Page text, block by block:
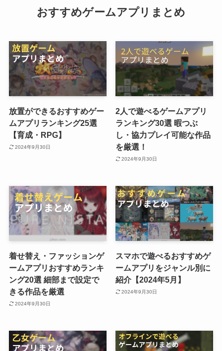
おすすめゲームアプリまとめ
放置ができるおすすめゲー
ムアプリランキング25選
【育成・RPG】
2024年9月30日
2人で遊べるゲームアプリ
ランキング30選 暇つぶ
し・協力プレイ可能な作品
を厳選！
2024年9月30日
着せ替え・ファッションゲ
ームアプリおすすめランキ
ング20選 細部まで設定で
きる作品を厳選
2024年9月30日
スマホで遊べるおすすめゲ
ームアプリをジャンル別に
紹介【2024年5月】
2024年9月30日